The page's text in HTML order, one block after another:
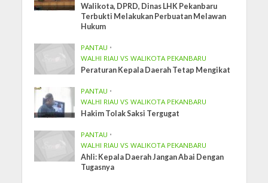
Walikota, DPRD, Dinas LHK Pekanbaru
Terbukti Melakukan Perbuatan Melawan
Hukum
PANTAU •
WALHI RIAU VS WALIKOTA PEKANBARU
Peraturan Kepala Daerah Tetap Mengikat
PANTAU •
WALHI RIAU VS WALIKOTA PEKANBARU
Hakim Tolak Saksi Tergugat
PANTAU •
WALHI RIAU VS WALIKOTA PEKANBARU
Ahli: Kepala Daerah Jangan Abai Dengan
Tugasnya